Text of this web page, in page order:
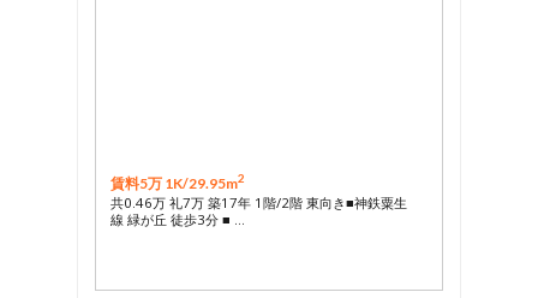
賃料5万 1K/29.95m2
共0.46万 礼7万 築17年 1階/2階 東向き■神鉄粟生
線 緑が丘 徒歩3分 ■ …